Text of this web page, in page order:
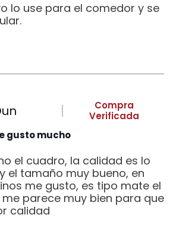
lo use para el comedor y se
Compra
Verificada
gusto mucho
el cuadro, la calidad es lo
el tamaño muy bueno, en
me gusto, es tipo mate el
parece muy bien para que
calidad